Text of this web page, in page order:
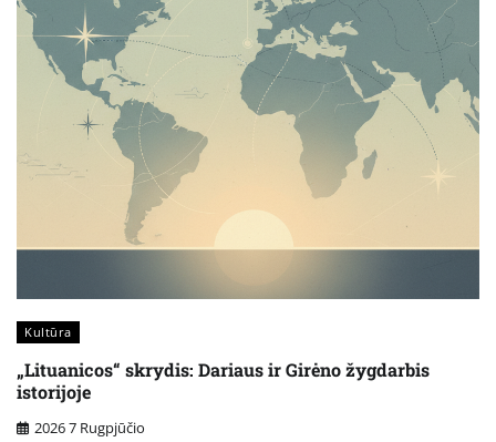
Kultūra
„Lituanicos“ skrydis: Dariaus ir Girėno žygdarbis
istorijoje
2026 7 Rugpjūčio